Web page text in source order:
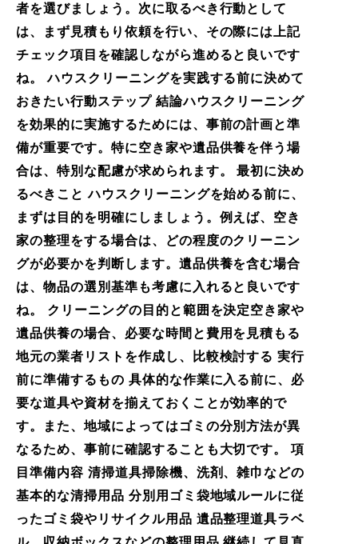
者を選びましょう。次に取るべき行動として
は、まず見積もり依頼を行い、その際には上記
チェック項目を確認しながら進めると良いです
ね。 ハウスクリーニングを実践する前に決めて
おきたい行動ステップ 結論ハウスクリーニング
を効果的に実施するためには、事前の計画と準
備が重要です。特に空き家や遺品供養を伴う場
合は、特別な配慮が求められます。 最初に決め
るべきこと ハウスクリーニングを始める前に、
まずは目的を明確にしましょう。例えば、空き
家の整理をする場合は、どの程度のクリーニン
グが必要かを判断します。遺品供養を含む場合
は、物品の選別基準も考慮に入れると良いです
ね。 クリーニングの目的と範囲を決定空き家や
遺品供養の場合、必要な時間と費用を見積もる
地元の業者リストを作成し、比較検討する 実行
前に準備するもの 具体的な作業に入る前に、必
要な道具や資材を揃えておくことが効率的で
す。また、地域によってはゴミの分別方法が異
なるため、事前に確認することも大切です。 項
目準備内容 清掃道具掃除機、洗剤、雑巾などの
基本的な清掃用品 分別用ゴミ袋地域ルールに従
ったゴミ袋やリサイクル用品 遺品整理道具ラベ